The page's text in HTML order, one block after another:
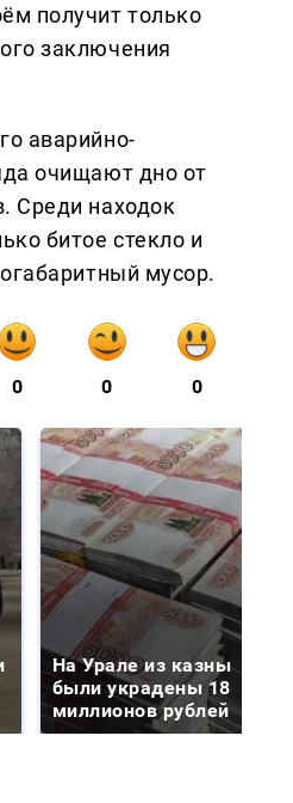
получит только
заключения
аварийно-
очищают дно от
Среди находок
битое стекло и
мусор.
0 0 0
На Урале из казны
были украдены 18
миллионов рублей